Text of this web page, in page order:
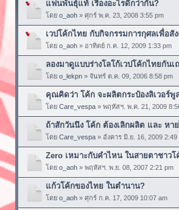
แฟนพันธุ์แท้ เรื่องอะไรดีกว่ากัน?
โดย o_aoh» ศุกร์ พ.ค. 23, 2008 3:55 pm
เวปโค้กไทย กับกิจกรรมการกุศลเพื่อสั
โดย o_aoh» อาทิตย์ ก.ค. 12, 2009 1:33 pm
ลองมาดูแบบร่างโลโก้เวปโค้กไทยกันเ
โดย o_lekpn» จันทร์ ต.ค. 09, 2006 8:58 pm
คุณคิดว่า โค้ก จะผลิตกระป๋องลิเวอร์พู
โดย Care_vespa» พฤหัสฯ. พ.ค. 21, 2009
ถ้าสักวันนึง โค้ก ต้องเลิกผลิต และ หา
โดย Care_vespa» อังคาร มิ.ย. 16, 2009 2:49
Zero เหมาะกับคำไหน ในสายตาชาวโ
โดย o_aoh» พฤหัสฯ. พ.ย. 08, 2007 2:21 pm
แก้วโค้กของไทย ในตำนาน?
โดย o_aoh» ศุกร์ ก.ค. 17, 2009 10:07 am